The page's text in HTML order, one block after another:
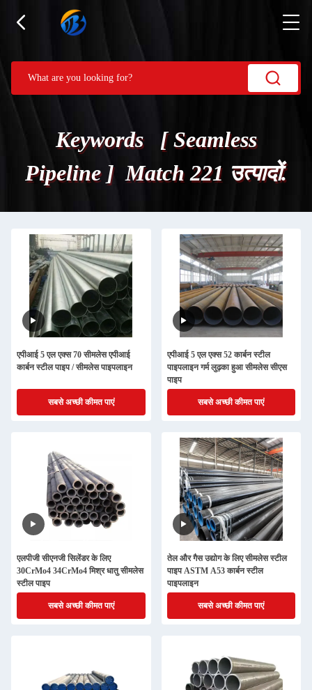
Keywords [ Seamless
Pipeline ] Match 221 उत्पादों.
एपीआई 5 एल एक्स 70 सीमलेस एपीआई
कार्बन स्टील पाइप / सीमलेस पाइपलाइन
सबसे अच्छी कीमत पाएं
एपीआई 5 एल एक्स 52 कार्बन स्टील
पाइपलाइन गर्म लुढ़का हुआ सीमलेस सीएस
पाइप
सबसे अच्छी कीमत पाएं
एलपीजी सीएनजी सिलेंडर के लिए
30CrMo4 34CrMo4 मिश्र धातु सीमलेस
स्टील पाइप
सबसे अच्छी कीमत पाएं
तेल और गैस उद्योग के लिए सीमलेस स्टील
पाइप ASTM A53 कार्बन स्टील
पाइपलाइन
सबसे अच्छी कीमत पाएं